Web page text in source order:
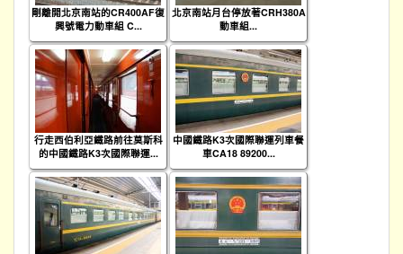
剛離開北京南站的CR400AF復
興號電力動車組 C...
北京南站月台停放著CRH380A
動車組...
行走西伯利亞鐵路前往莫斯科
的中國鐵路K3次國際聯運...
中國鐵路K3次國際聯運列車餐
車CA18 89200...